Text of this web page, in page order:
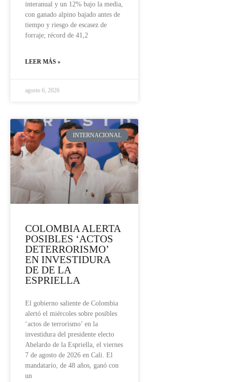
interanual y un 12% bajo la media,
con ganado alpino bajado antes de
tiempo y riesgo de escasez de
forraje; récord de 41,2
LEER MÁS »
agosto 6, 2026
INTERNACIONAL
COLOMBIA ALERTA
POSIBLES ‘ACTOS
DETERRORISMO’
EN INVESTIDURA
DE DE LA
ESPRIELLA
El gobierno saliente de Colombia
alertó el miércoles sobre posibles
‘actos de terrorismo’ en la
investidura del presidente electo
Abelardo de la Espriella, el viernes
7 de agosto de 2026 en Cali. El
mandatario, de 48 años, ganó con
un